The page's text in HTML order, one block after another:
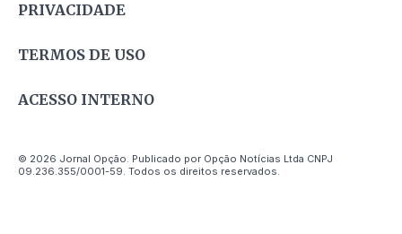
PRIVACIDADE
TERMOS DE USO
ACESSO INTERNO
© 2026 Jornal Opção. Publicado por Opção Notícias Ltda CNPJ
09.236.355/0001-59. Todos os direitos reservados.